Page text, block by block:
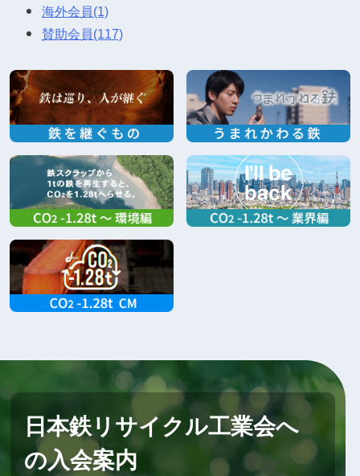
海外会員(1)
賛助会員(117)
日本鉄リサイクル工業会へ
の入会案内